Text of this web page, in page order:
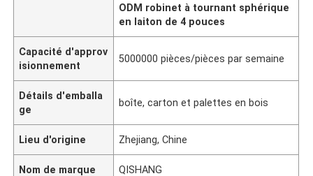
ODM robinet à tournant sphérique
en laiton de 4 pouces
Capacité d'approv
isionnement
5000000 pièces/pièces par semaine
Détails d'emballa
ge
boîte, carton et palettes en bois
Lieu d'origine Zhejiang, Chine
Nom de marque QISHANG